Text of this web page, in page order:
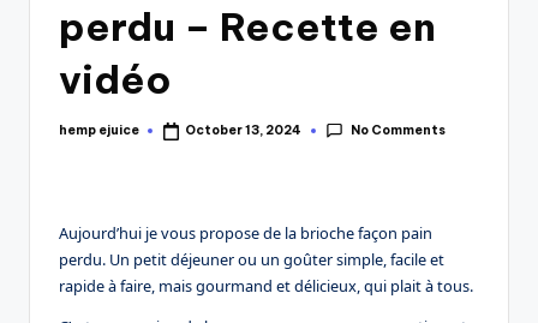
perdu – Recette en
vidéo
Posted
hemp ejuice October 13, 2024 No Comments
Aujourd’hui je vous propose de la brioche façon pain
perdu. Un petit déjeuner ou un goûter simple, facile et
rapide à faire, mais gourmand et délicieux, qui plait à tous.